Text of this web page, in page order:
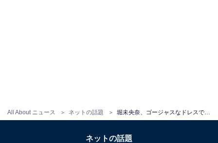
All About ニュース ネットの話題
ネットの話題